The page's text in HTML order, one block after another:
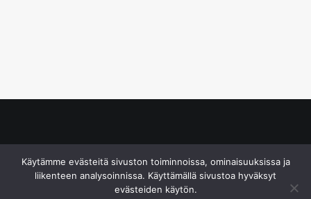
Käytämme evästeitä sivuston toiminnoissa, ominaisuuksissa ja
liikenteen analysoinnissa. Käyttämällä sivustoa hyväksyt
evästeiden käytön.